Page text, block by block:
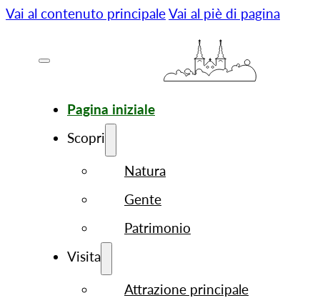
Vai al contenuto principaleVai al piè di pagina
Pagina iniziale
Scopri
Natura
Gente
Patrimonio
Visita
Attrazione principale